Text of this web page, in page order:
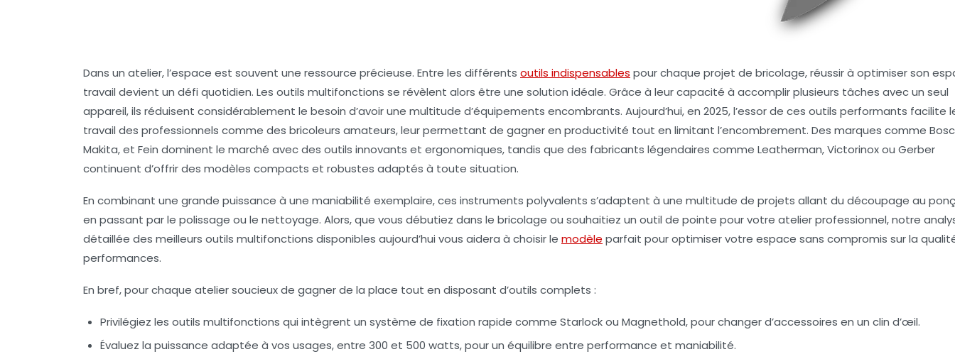
Dans un atelier, l’espace est souvent une ressource précieuse. Entre les différents outils indispensables pour chaque projet de bricolage, réussir à optimiser son
travail devient un défi quotidien. Les outils multifonctions se révèlent alors être une solution idéale. Grâce à leur capacité à accomplir plusieurs tâches avec un seul
appareil, ils réduisent considérablement le besoin d’avoir une multitude d’équipements encombrants. Aujourd’hui, en 2025, l’essor de ces outils performants facilite
travail des professionnels comme des bricoleurs amateurs, leur permettant de gagner en productivité tout en limitant l’encombrement. Des marques comme
Makita, et Fein dominent le marché avec des outils innovants et ergonomiques, tandis que des fabricants légendaires comme Leatherman, Victorinox ou Gerber
continuent d’offrir des modèles compacts et robustes adaptés à toute situation.
En combinant une grande puissance à une maniabilité exemplaire, ces instruments polyvalents s’adaptent à une multitude de projets allant du découpage au
en passant par le polissage ou le nettoyage. Alors, que vous débutiez dans le bricolage ou souhaitiez un outil de pointe pour votre atelier professionnel, notre
détaillée des meilleurs outils multifonctions disponibles aujourd’hui vous aidera à choisir le modèle parfait pour optimiser votre espace sans compromis sur la
performances.
En bref, pour chaque atelier soucieux de gagner de la place tout en disposant d’outils complets :
Privilégiez les outils multifonctions qui intègrent un système de fixation rapide comme Starlock ou Magnethold, pour changer d’accessoires en un clin d’œil.
Évaluez la puissance adaptée à vos usages, entre 300 et 500 watts, pour un équilibre entre performance et maniabilité.